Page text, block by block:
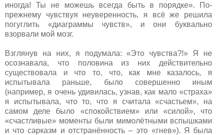
иногда! Ты не можешь всегда быть в порядке». По-
прежнему чувствуя неуверенность, я всё же решила
погуглить «диаграммы чувств», и они буквально
взорвали мой мозг.
Взглянув на них, я подумала: «Это чувства?!» Я не
осознавала, что половина из них действительно
существовала и что то, что, как мне казалось, я
испытывала раньше, было совершенно иным
(например, я очень удивилась, узнав, как мало «страха»
я испытывала, что то, что я считала «счастьем», на
самом деле было «спокойствием» или «силой», что
«счастливые» моменты были мимолётными вспышками
и что сарказм и отстранённость – это «гнев»). Я была